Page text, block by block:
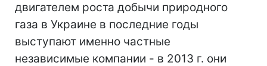
двигателем роста добычи природного
газа в Украине в последние годы
выступают именно частные
независимые компании - в 2013 г. они